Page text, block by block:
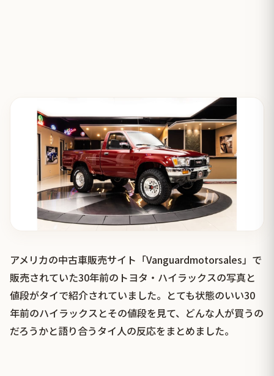
アメリカの中古車販売サイト「Vanguardmotorsales」で
販売されていた30年前のトヨタ・ハイラックスの写真と
値段がタイで紹介されていました。とても状態のいい30
年前のハイラックスとその値段を見て、どんな人が買うの
だろうかと語り合うタイ人の反応をまとめました。